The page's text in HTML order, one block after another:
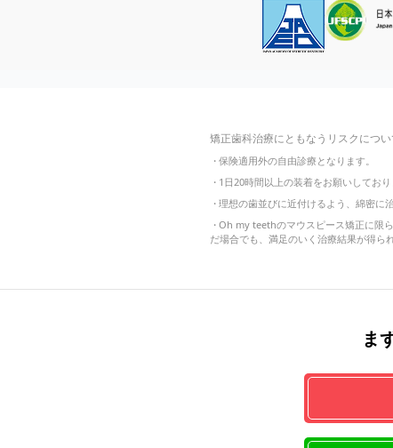
矯正歯科治療にともなうリスクについ
・保険適用外の自由診療となります。
・ 1日20時間以上の装着をお願いしてお
・理想の歯並びに近付けるよう、綿密に
・Oh my teethのマウスピース矯正に限
だ場合でも、満足のいく治療結果が得ら
ま